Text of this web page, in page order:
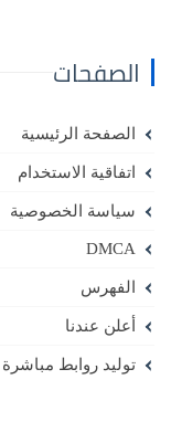
الصفحات
الصفحة الرئيسية
اتفاقية الاستخدام
سياسة الخصوصية
DMCA
الفهرس
أعلن عندنا
توليد روابط